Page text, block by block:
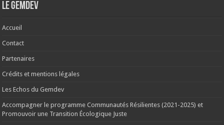
Le Gemdev
Accueil
Contact
Partenaires
Crédits et mentions légales
Les Echos du Gemdev
Accompagner le programme Communautés Résilientes (2021-2025) et
Promouvoir une Transition Écologique Juste